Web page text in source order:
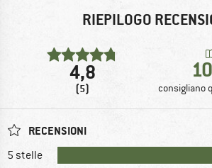
RIEPILOGO
4,8
(5) consigliano
RECENSIONI
5 stelle